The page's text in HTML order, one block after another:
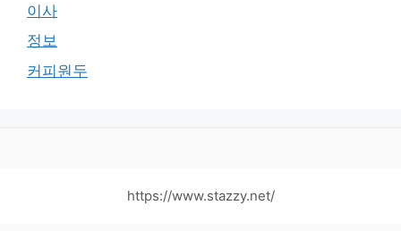
이사
정보
커피원두
https://www.stazzy.net/